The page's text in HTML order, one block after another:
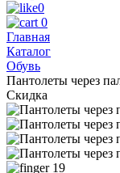
0
0
Главная
Каталог
Обувь
Пантолеты через
Скидка
19